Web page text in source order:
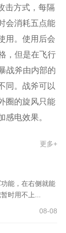
击方式，每隔
会消耗五点能
用。使用后会
，但是在飞行
战斧由内部的
同。战斧可以
圈的旋风只能
电效果。
更多+
能，在右侧就能
时用不上...
08-08